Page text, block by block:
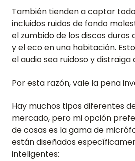
También tienden a captar
incluidos ruidos de fondo
el zumbido de los discos duros
y el eco en una habitación.
el audio sea ruidoso y
Por esta razón, vale la pena
Hay muchos tipos diferentes
mercado, pero mi opción
de cosas es la gama de
están diseñados
inteligentes: